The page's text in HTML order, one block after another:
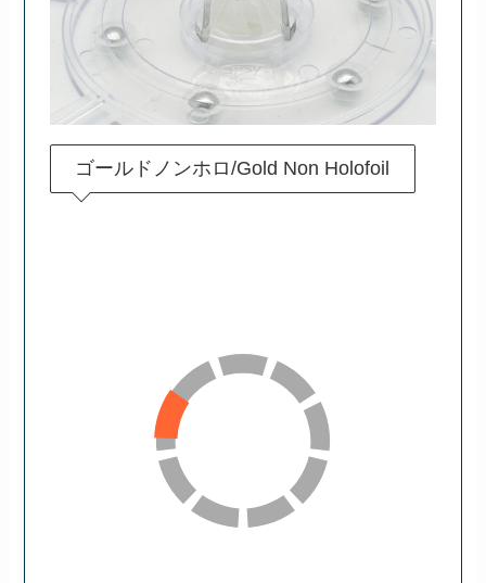
ゴールドノンホロ/Gold Non Holofoil